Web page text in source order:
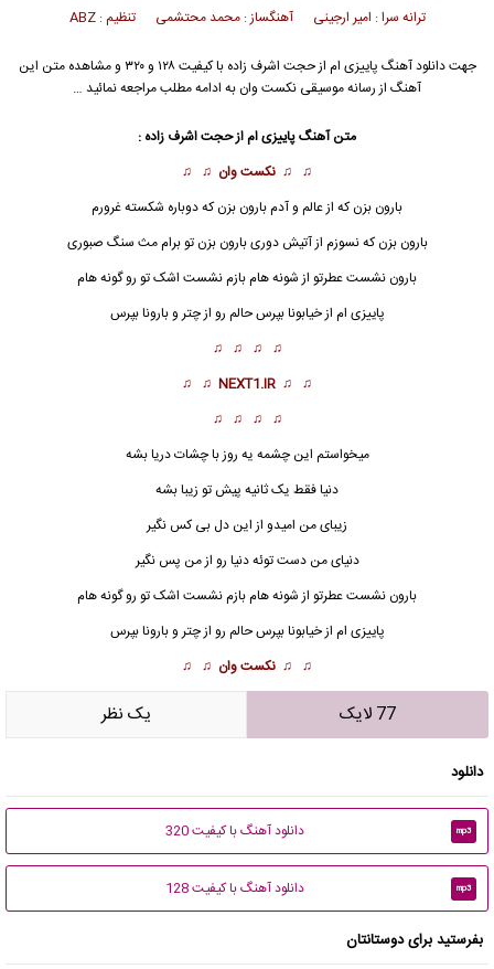
ترانه سرا : امیر ارجینی آهنگساز : محمد محتشمی تنظیم : ABZ
جهت دانلود آهنگ پاییزی ام از حجت اشرف زاده با کیفیت ۱۲۸ و ۳۲۰ و مشاهده متن این
آهنگ از رسانه موسیقی نکست وان به ادامه مطلب مراجعه نمائید …
متن آهنگ پاییزی ام از حجت اشرف زاده :
♫ ♫ نکست وان ♫ ♫
بارون بزن که از عالم و آدم بارون بزن که دوباره شکسته غرورم
بارون بزن که نسوزم از آتیش دوری بارون بزن تو برام مث سنگ صبوری
بارون نشست عطرتو از شونه هام بازم نشست اشک تو رو گونه هام
پاییزی ام از خیابونا بپرس حالم رو از چتر و بارونا بپرس
♫ ♫ ♫ ♫
♫ ♫
NEXT1.IR
♫ ♫
♫ ♫ ♫ ♫
میخواستم این چشمه یه روز با چشات دریا بشه
دنیا فقط یک ثانیه پیش تو زیبا بشه
زیبای من امیدو از این دل بی کس نگیر
دنیای من دست توئه دنیا رو از من پس نگیر
بارون نشست عطرتو از شونه هام بازم نشست اشک تو رو گونه هام
پاییزی ام از خیابونا بپرس حالم رو از چتر و بارونا بپرس
♫ ♫ نکست وان ♫ ♫
77 لایک يک نظر
دانلود
mp3 دانلود آهنگ با کیفیت 320
mp3 دانلود آهنگ با کیفیت 128
بفرستید برای دوستانتان